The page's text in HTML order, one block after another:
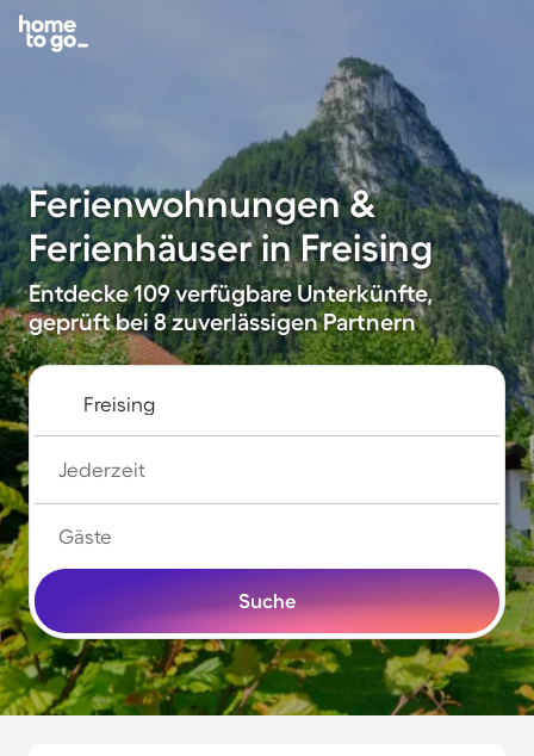
Ferienwohnungen &
Ferienhäuser in Freising
Entdecke 109 verfügbare Unterkünfte,
geprüft bei 8 zuverlässigen Partnern
Jederzeit
Gäste
Suche